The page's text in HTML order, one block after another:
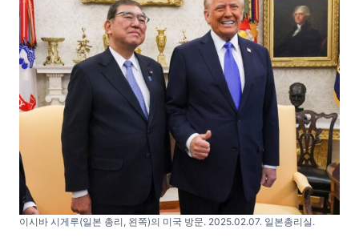
이시바 시게루(일본 총리, 왼쪽)의 미국 방문. 2025.02.07. 일본총리실.